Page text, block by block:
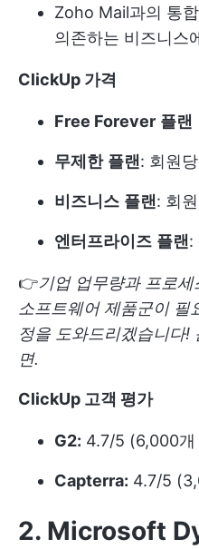
Zoho Mail과의 통
의존하는 비즈니스
ClickUp 가격
Free Forever 플랜
무제한 플랜: 회원
비즈니스 플랜: 회
엔터프라이즈 플랜:
👉기업 업무량과 프로
소프트웨어 제품군이 필
정을 도와드리겠습니다!
면.
ClickUp 고객 평가
G2: 4.7/5 (6,000개
Capterra: 4.7/5
2. Microsoft